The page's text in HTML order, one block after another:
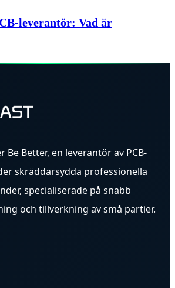
leverantör: Vad är
Be Better, en leverantör av PCB-
skräddarsydda professionella
specialiserade på snabb
och tillverkning av små partier.